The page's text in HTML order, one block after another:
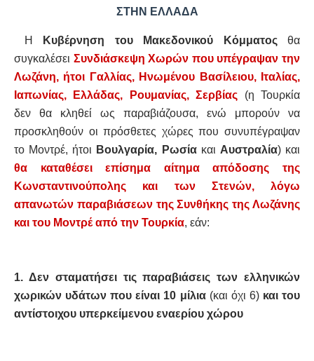
ΣΤΗΝ ΕΛΛΑΔΑ
Η Κυβέρνηση του Μακεδονικού Κόμματοςθα
συγκαλέσει Συνδιάσκεψη Χωρών που υπέγραψαν την
Λωζάνη, ήτοι Γαλλίας, Ηνωμένου Βασίλειου, Ιταλίας,
Ιαπωνίας, Ελλάδας, Ρουμανίας, Σερβίας (η Τουρκία
δεν θα κληθεί ως παραβιάζουσα, ενώ μπορούν να
προσκληθούν οι πρόσθετες χώρες που συνυπέγραψαν
το Μοντρέ, ήτοι Βουλγαρία, Ρωσίακαι Αυστραλία) και
θα καταθέσει επίσημα αίτημα απόδοσης της
Κωνσταντινούπολης και των Στενών, λόγω
απανωτών παραβιάσεων της Συνθήκης της Λωζάνης
και του Μοντρέ από την Τουρκία, εάν:
1. Δεν σταματήσει τις παραβιάσεις των ελληνικών
χωρικών υδάτων που είναι 10 μίλια(και όχι 6) και του
αντίστοιχου υπερκείμενου εναερίου χώρου